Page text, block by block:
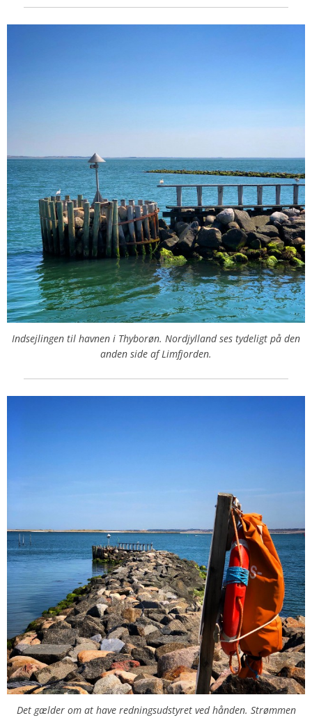
Indsejlingen til havnen i Thyborøn. Nordjylland ses tydeligt på den
anden side af Limfjorden.
Det gælder om at have redningsudstyret ved hånden. Strømmen